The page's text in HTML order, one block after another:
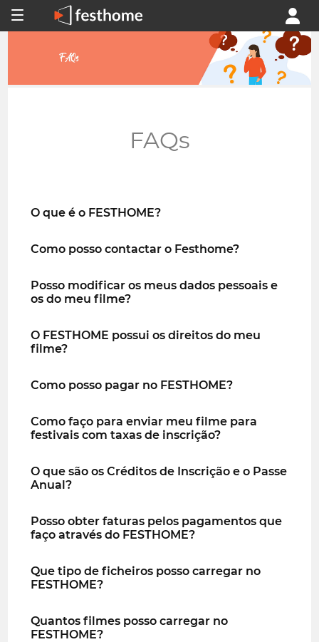
FAQs
O que é o FESTHOME?
Como posso contactar o Festhome?
Posso modificar os meus dados pessoais e
os do meu filme?
O FESTHOME possui os direitos do meu
filme?
Como posso pagar no FESTHOME?
Como faço para enviar meu filme para
festivais com taxas de inscrição?
O que são os Créditos de Inscrição e o Passe
Anual?
Posso obter faturas pelos pagamentos que
faço através do FESTHOME?
Que tipo de ficheiros posso carregar no
FESTHOME?
Quantos filmes posso carregar no
FESTHOME?